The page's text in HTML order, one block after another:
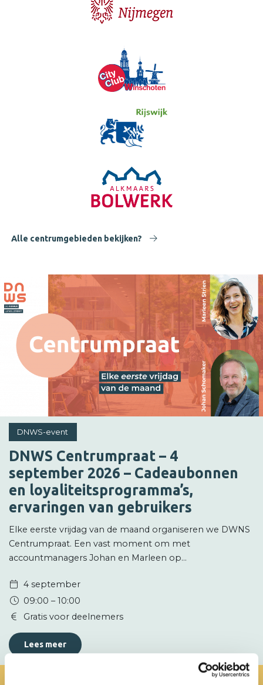
Alle centrumgebieden bekijken?
DNWS-event
DNWS Centrumpraat – 4
september 2026 – Cadeaubonnen
en loyaliteitsprogramma’s,
ervaringen van gebruikers
Elke eerste vrijdag van de maand organiseren we DWNS
Centrumpraat. Een vast moment om met
accountmanagers Johan en Marleen op…
4 september
09:00 – 10:00
Gratis voor deelnemers
Lees meer